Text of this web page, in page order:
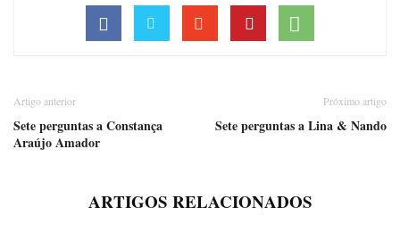
Artigo anterior
Sete perguntas a Constança
Araújo Amador
Próximo artigo
Sete perguntas a Lina & Nando
ARTIGOS RELACIONADOS